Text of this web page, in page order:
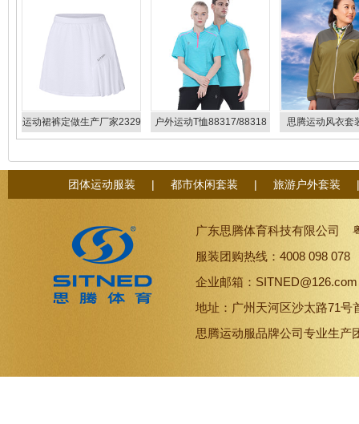
运动裙裤定做生产厂家2329 户外运动T恤88317/88318
思腾运动风衣套
26618
团体运动服装 | 都市休闲套装 | 旅游户外套装
广东思腾体育科技有限公司
服装团购热线：4008 098
企业邮箱：
地址：广州天河区沙太路71号
思腾运动服品牌公司专业生产